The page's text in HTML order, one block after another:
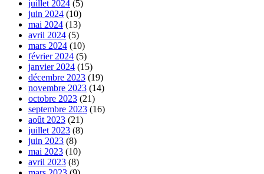
juillet 2024 (5)
juin 2024 (10)
mai 2024 (13)
avril 2024 (5)
mars 2024 (10)
février 2024 (5)
janvier 2024 (15)
décembre 2023 (19)
novembre 2023 (14)
octobre 2023 (21)
septembre 2023 (16)
août 2023 (21)
juillet 2023 (8)
juin 2023 (8)
mai 2023 (10)
avril 2023 (8)